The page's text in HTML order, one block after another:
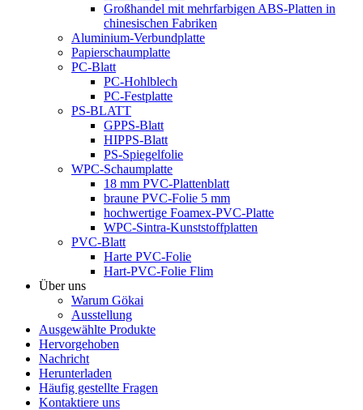
Großhandel mit mehrfarbigen ABS-Platten in
chinesischen Fabriken
Aluminium-Verbundplatte
Papierschaumplatte
PC-Blatt
PC-Hohlblech
PC-Festplatte
PS-BLATT
GPPS-Blatt
HIPPS-Blatt
PS-Spiegelfolie
WPC-Schaumplatte
18 mm PVC-Plattenblatt
braune PVC-Folie 5 mm
hochwertige Foamex-PVC-Platte
WPC-Sintra-Kunststoffplatten
PVC-Blatt
Harte PVC-Folie
Hart-PVC-Folie Flim
Über uns
Warum Gökai
Ausstellung
Ausgewählte Produkte
Hervorgehoben
Nachricht
Herunterladen
Häufig gestellte Fragen
Kontaktiere uns